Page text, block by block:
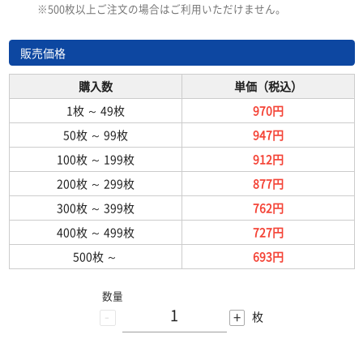
※500枚以上ご注文の場合はご利用いただけません。
販売価格
購入数
単価（税込）
1枚 ～ 49枚
970円
50枚 ～ 99枚
947円
100枚 ～ 199枚
912円
200枚 ～ 299枚
877円
300枚 ～ 399枚
762円
400枚 ～ 499枚
727円
500枚 ～ 693円
-
数量
+ 枚